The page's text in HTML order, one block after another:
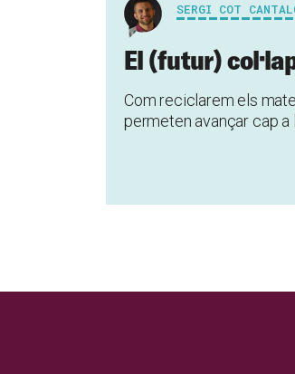
SERGI COT
El (futur)
Com reciclarem els
permeten avançar cap